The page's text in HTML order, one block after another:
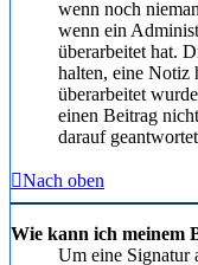
wenn noch
wenn ein
überarbeitet hat.
halten, eine Notiz
überarbeitet
einen Beitrag
darauf
Nach oben
Wie kann ich meinem
Um eine Signatur